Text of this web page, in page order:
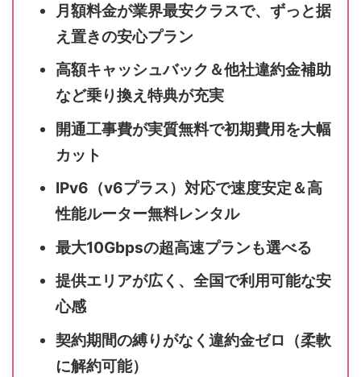
月額料金が業界最安クラスで、ずっと据
え置きの安心プラン
高額キャッシュバック＆他社違約金補助
など乗り換え特典が充実
開通工事費が実質無料で初期費用を大幅
カット
IPv6（v6プラス）対応で速度安定＆高
性能ルーター無料レンタル
最大10Gbpsの超高速プランも選べる
提供エリアが広く、全国で利用可能な安
心感
契約期間の縛りがなく違約金ゼロ（柔軟
に解約可能）